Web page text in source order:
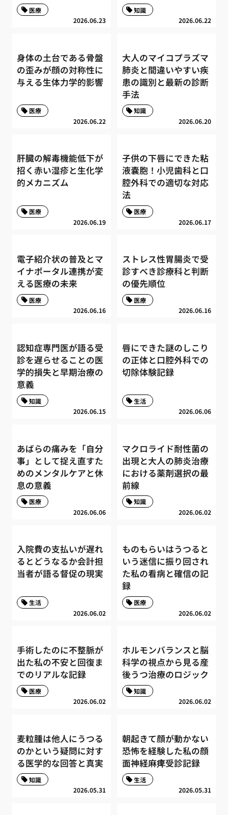
2026.06.23
医療
2026.06.22
知識
身体の土台である骨盤
の歪みが顔の対称性に
与える生体力学的影響
2026.06.22
医療
大人のマイコプラズマ
肺炎と間違いやすい疾
患の識別と最新の診断
手法
2026.06.20
知識
肝臓の解毒機能低下が
招く赤い湿疹と生化学
的メカニズム
2026.06.19
医療
子供の下唇にできた粘
液嚢胞！小児歯科と口
腔外科での適切な対応
法
2026.06.17
医療
電子紹介状の普及とマ
イナポータル連携が変
える医療の未来
2026.06.16
医療
ストレス性胃腸炎で受
診すべき診療科と判断
の優先順位
2026.06.16
医療
認知症専門医が語る受
診を遅らせることの医
学的損失と早期治療の
意義
2026.06.15
知識
唇にできた謎のしこり
の正体と口腔外科での
切除体験記録
2026.06.06
生活
あばらの痛みを「自分
事」として捉え直すた
めのメンタルケアと休
息の意義
2026.06.06
医療
マクロライド耐性菌の
出現と大人の肺炎治療
における薬剤選択の最
前線
2026.06.02
知識
入院費の支払いが遅れ
るとどうなるか会計担
当者が語る督促の現実
2026.06.02
生活
ものもらいはうつると
いう迷信に振り回され
た私の看病と確信の記
録
2026.06.02
医療
手術したのに不整脈が
出た私の不安と回復ま
でのリアルな記録
2026.06.02
医療
ホルモンバランスと脳
科学の視点から見る産
後うつ治療のロジック
2026.06.02
知識
麦粒腫は他人にうつる
のかという疑問に対す
る医学的な回答と真実
2026.05.31
知識
朝起きて顔が動かない
恐怖を経験した私の顔
面神経麻痺受診記録
2026.05.31
生活